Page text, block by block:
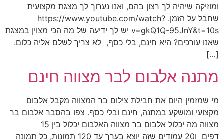
ומוזיקה שיהיה לך רצון בהם, ואנו נערוך לך מצגת מקצועית
שחבל על הזמן. https://www.youtube.com/watch?
v=gkQ1Q-95JnY&t=10s יש לך ידיעה של מה הכי מצוין במצגת
שאנו עורכים? היא חינם, בלי כסף, לא צריך לשלם אליה כלום.
[…]
מתנה אלבום לבר מצווה חינם
מי שמזמין היום את חבילת צילום בר המצווה מקבל אלבום
מקצועי ומושקע במתנה, חינם ובלי כסף. צפו בהסבר אלבום בר
מצווה מה יכלול אלבום בר מצווה האלבום יכלול בין 15
דפים ו20 עמודים שזה יוצא בערך עד 120 תמונות, כל תמונה